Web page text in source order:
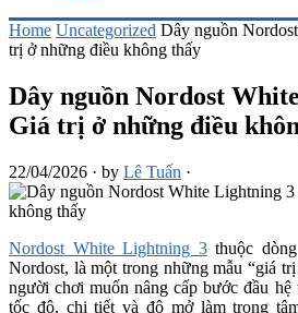
Home Uncategorized Dây nguồn
trị ở những điều không thấy
Dây nguồn Nordost
Giá trị ở những điều
22/04/2026 · by Lê Tuấn ·
Nordost White Lightning 3thuộc
Nordost, là một trong những mẫu “giá
người chơi muốn nâng cấp bước đầu
tốc độ, chi tiết và độ mở làm trọng